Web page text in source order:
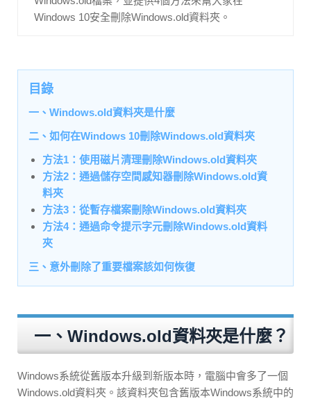
Windows 10安全刪除Windows.old資料夾。
目錄
一、Windows.old資料夾是什麼
二、如何在Windows 10刪除Windows.old資料夾
方法1：使用磁片清理刪除Windows.old資料夾
方法2：通過儲存空間感知器刪除Windows.old資
料夾
方法3：從暫存檔案刪除Windows.old資料夾
方法4：通過命令提示字元刪除Windows.old資料
夾
三、意外刪除了重要檔案該如何恢復
一、Windows.old資料夾是什麼？
Windows系統從舊版本升級到新版本時，電腦中會多了一個
Windows.old資料夾。該資料夾包含舊版本Windows系統中的